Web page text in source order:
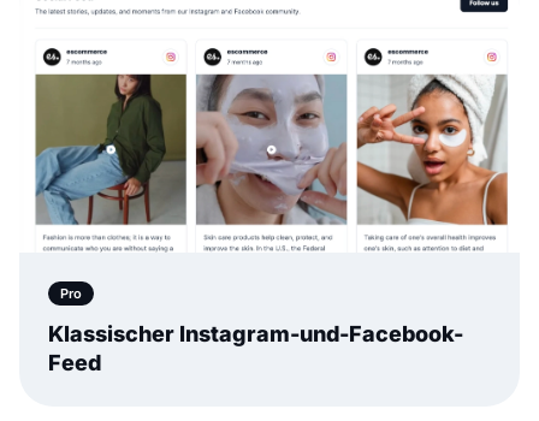
Pro
Klassischer Instagram-und-Facebook-
Feed